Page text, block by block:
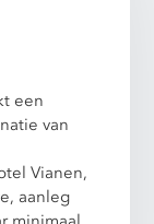
een
van
Vianen,
aanleg